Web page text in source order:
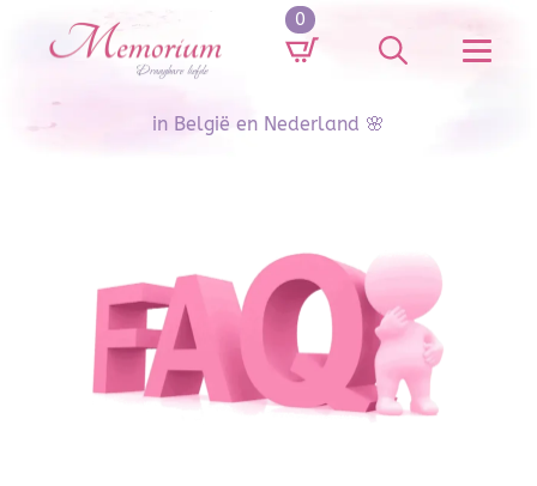
0
for:
in België en Nederland 🌸